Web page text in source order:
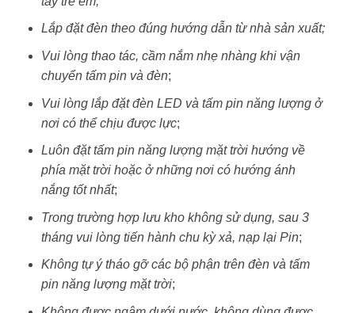
Lắp đặt đèn theo đúng hướng dẫn từ nhà sản xuất;
Vui lòng thao tác, cầm nắm nhẹ nhàng khi vận
chuyển tấm pin và đèn;
Vui lòng lắp đặt đèn LED và tấm pin năng lượng ở
nơi có thể chịu được lực;
Luôn đặt tấm pin năng lượng mặt trời hướng về
phía mặt trời hoặc ở những nơi có hướng ánh
nắng tốt nhất;
Trong trường hợp lưu kho không sử dụng, sau 3
tháng vui lòng tiến hành chu kỳ xả, nạp lại Pin;
Không tự ý tháo gỡ các bộ phận trên đèn và tấm
pin năng lượng mặt trời;